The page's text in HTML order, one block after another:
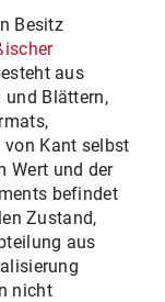
Besitz
aus
und Blättern,
von Kant selbst
Wert und der
befindet
Zustand,
aus
nicht